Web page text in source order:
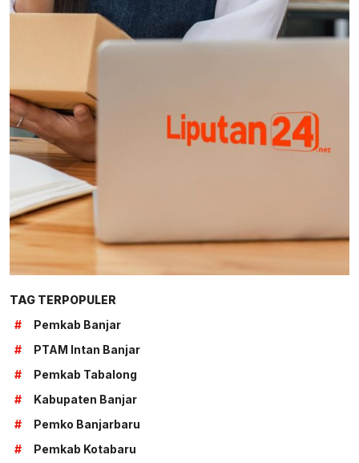
TAG TERPOPULER
#
Pemkab Banjar
#
PTAM Intan Banjar
#
Pemkab Tabalong
#
Kabupaten Banjar
#
Pemko Banjarbaru
#
Pemkab Kotabaru